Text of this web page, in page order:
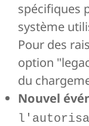
spécifiques
système
Pour des
option
du
Nouvel